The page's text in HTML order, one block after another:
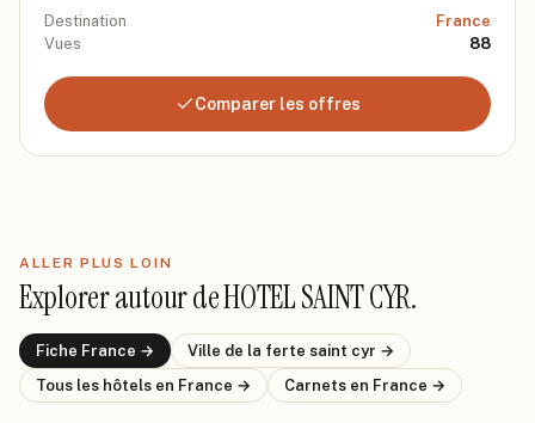
Destination
France
Vues
88
Comparer les offres
ALLER PLUS LOIN
Explorer autour deHOTEL SAINT CYR.
Fiche France → Ville de la ferte saint cyr →
Tous les hôtels en France → Carnets en France →